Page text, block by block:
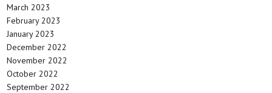
March 2023
February 2023
January 2023
December 2022
November 2022
October 2022
September 2022